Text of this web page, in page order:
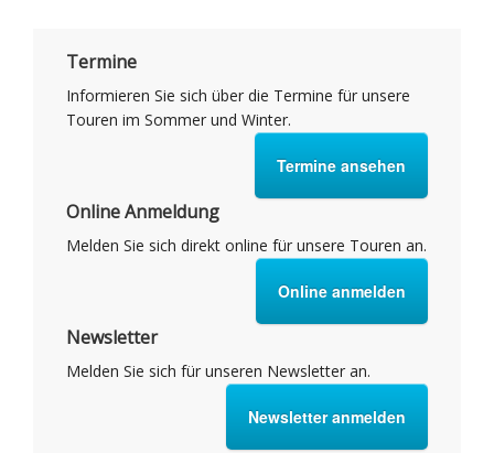
Termine
Informieren Sie sich über die Termine für unsere
Touren im Sommer und Winter.
Termine ansehen
Online Anmeldung
Melden Sie sich direkt online für unsere Touren an.
Online anmelden
Newsletter
Melden Sie sich für unseren Newsletter an.
Newsletter anmelden